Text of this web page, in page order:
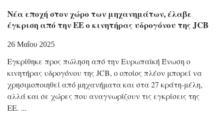
Νέα εποχή στον χώρο των μηχανημάτων, έλαβε
έγκριση από την ΕΕ ο κινητήρας υδρογόνου της JCB
26 Μαΐου 2025
Εγκρίθηκε προς πώληση από την Ευρωπαϊκή Ένωση ο
κινητήρας υδρογόνου της JCB, ο οποίος πλέον μπορεί να
χρησιμοποιηθεί από μηχανήματα και στα 27 κράτη-μέλη,
αλλά και σε χώρες που αναγνωρίζουν τις εγκρίσεις της
ΕΕ.